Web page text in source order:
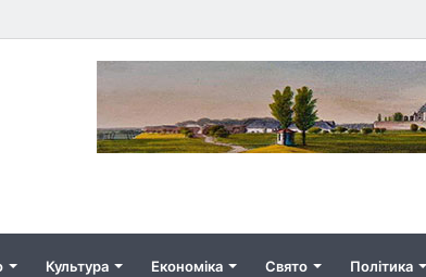
Культура Економіка Свято Політика